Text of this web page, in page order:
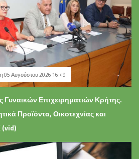
05 Αυγούστου 2026 16:49
Γυναικών Επιχειρηματιών Κρήτης.
Προϊόντα, Οικοτεχνίας και
(vid)